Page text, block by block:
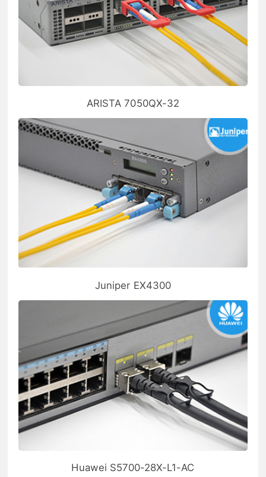
ARISTA 7050QX-32
Juniper EX4300
Huawei S5700-28X-L1-AC